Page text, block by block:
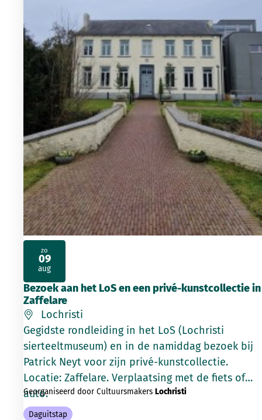
Bezoek aan het LoS en een privé-kunstcollectie in
Zaffelare
Lochristi
Gegidste rondleiding in het LoS (Lochristi
sierteeltmuseum) en in de namiddag bezoek bij
Patrick Neyt voor zijn privé-kunstcollectie.
Locatie: Zaffelare. Verplaatsing met de fiets of
auto.
Georganiseerd door Cultuursmakers Lochristi
Daguitstap
zo
09
aug
2026